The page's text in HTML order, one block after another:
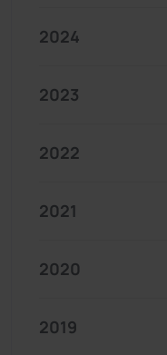
2024
2023
2022
2021
2020
2019